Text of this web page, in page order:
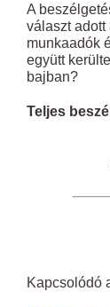
A
választ adott
munkaadók
együtt
bajban?
Teljes
Kapcsolódó